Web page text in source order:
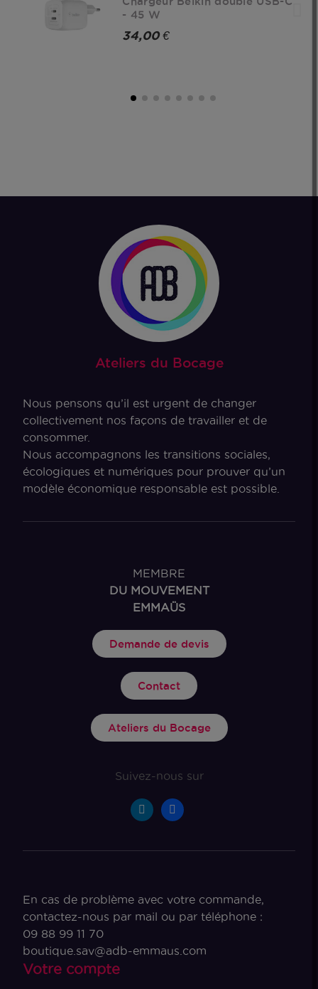
- 45 W
34,00 €
Ateliers du Bocage
Nous pensons qu’il est urgent de changer
collectivement nos façons de travailler et de
consommer.
Nous accompagnons les transitions sociales,
écologiques et numériques pour prouver qu’un
modèle économique responsable est possible.
MEMBRE
DU MOUVEMENT
EMMAÜS
Demande de devis
Contact
Ateliers du Bocage
Suivez-nous sur
En cas de problème avec votre commande,
contactez-nous par mail ou par téléphone :
09 88 99 11 70
boutique.sav@adb-emmaus.com
Votre compte